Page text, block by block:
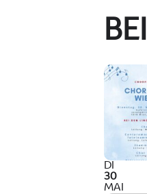
DI
30
MAI